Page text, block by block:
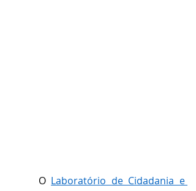
	O
Laboratório de Cidadania e